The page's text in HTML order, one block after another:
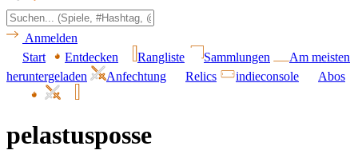
Anmelden
Start
Entdecken Rangliste Sammlungen
Am meisten
heruntergeladen
Anfechtung Relics indieconsole Abos
pelastusposse